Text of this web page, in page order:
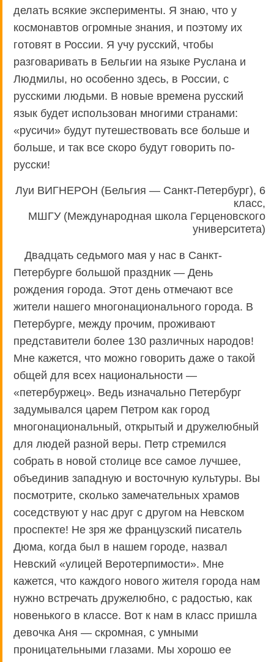
делать всякие эксперименты. Я знаю, что у
космонавтов огромные знания, и поэтому их
готовят в России. Я учу русский, чтобы
разговаривать в Бельгии на языке Руслана и
Людмилы, но особенно здесь, в России, с
русскими людьми. В новые времена русский
язык будет использован многими странами:
«русичи» будут путешествовать все больше и
больше, и так все скоро будут говорить по-
русски!
Луи ВИГНЕРОН (Бельгия — Санкт-Петербург), 6
класс,
МШГУ (Международная школа Герценовского
университета)
Двадцать седьмого мая у нас в Санкт-
Петербурге большой праздник — День
рождения города. Этот день отмечают все
жители нашего многонационального города. В
Петербурге, между прочим, проживают
представители более 130 различных народов!
Мне кажется, что можно говорить даже о такой
общей для всех национальности —
«петербуржец». Ведь изначально Петербург
задумывался царем Петром как город
многонациональный, открытый и дружелюбный
для людей разной веры. Петр стремился
собрать в новой столице все самое лучшее,
объединив западную и восточную культуры. Вы
посмотрите, сколько замечательных храмов
соседствуют у нас друг с другом на Невском
проспекте! Не зря же французский писатель
Дюма, когда был в нашем городе, назвал
Невский «улицей Веротерпимости». Мне
кажется, что каждого нового жителя города нам
нужно встречать дружелюбно, с радостью, как
новенького в классе. Вот к нам в класс пришла
девочка Аня — скромная, с умными
проницательными глазами. Мы хорошо ее